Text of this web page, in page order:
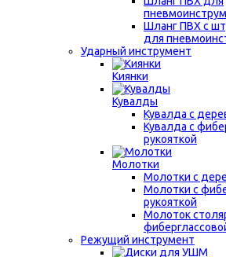
Шланг ПВХ с
для
Ударный инструмент
Киянки
Кувалды
Кувалда с
Кувалда с
рукояткой
Молотки
Молотки с
Молотки с
рукояткой
Молоток
Режущий инструмент